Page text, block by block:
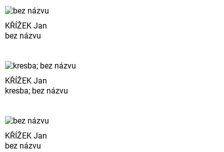
KŘÍŽEK Jan
bez názvu
KŘÍŽEK Jan
kresba; bez názvu
KŘÍŽEK Jan
bez názvu